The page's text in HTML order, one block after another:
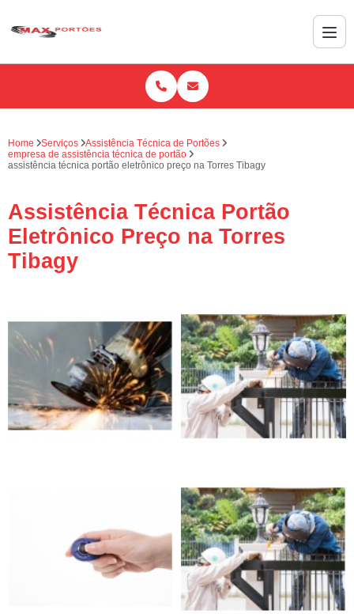
Home Serviços
Assistência Técnica de Portões
empresa de assistência técnica de portão
assistência técnica portão eletrônico preço na Torres Tibagy
Assistência Técnica Portão
Eletrônico Preço na Torres
Tibagy